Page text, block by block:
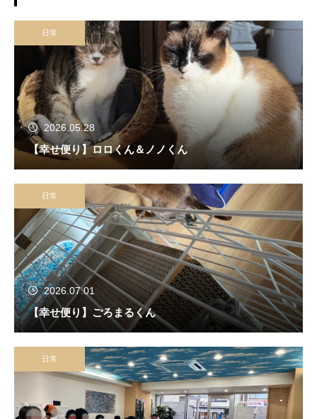
日常
2026.05.28
【幸せ便り】ロロくん＆ノノくん
日常
2026.07.01
【幸せ便り】ごろまるくん
日常